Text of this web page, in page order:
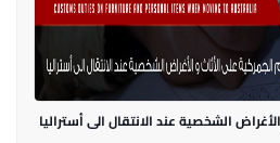
الشخصية عند الانتقال الى أستراليا